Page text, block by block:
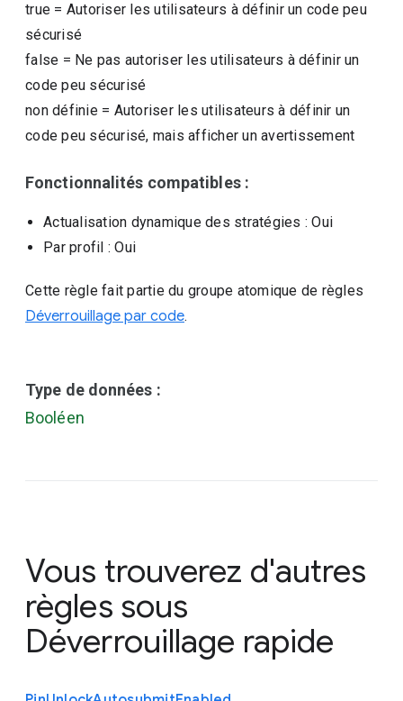
true = Autoriser les utilisateurs à définir un code peu
sécurisé
false = Ne pas autoriser les utilisateurs à définir un
code peu sécurisé
non définie= Autoriser les utilisateurs à définir un
code peu sécurisé, mais afficher un avertissement
Fonctionnalités compatibles :
Actualisation dynamique des stratégies : Oui
Par profil : Oui
Cette règle fait partie du groupe atomique de règles
Déverrouillage par code.
Type de données :
Booléen
Vous trouverez d'autres
règles sous
Déverrouillage rapide